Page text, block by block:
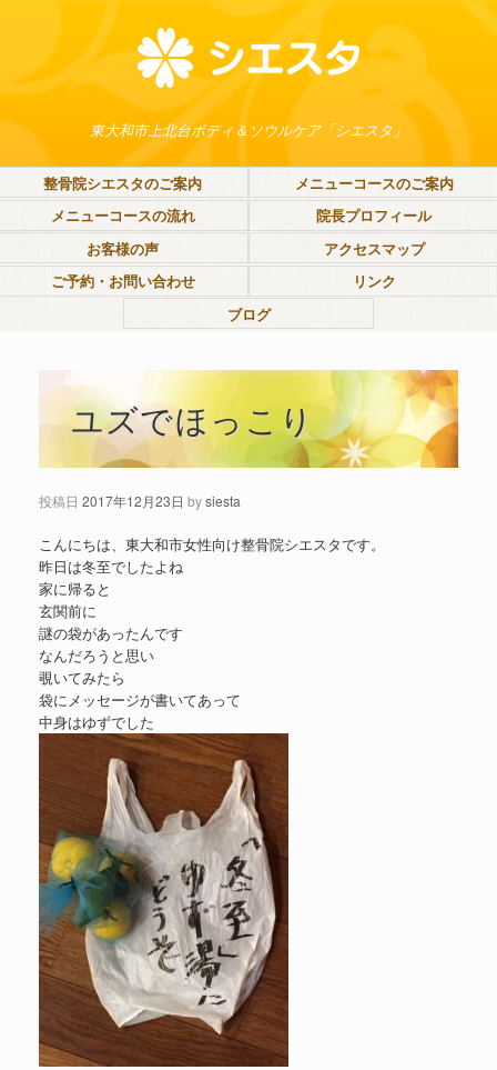
東大和市上北台ボディ＆ソウルケア「シエスタ」
整骨院シエスタのご案内
メニューコースのご案内
メニューコースの流れ
院長プロフィール
お客様の声
アクセスマップ
ご予約・お問い合わせ
リンク
ブログ
ユズでほっこり
投稿日 2017年12月23日 bysiesta
こんにちは、東大和市女性向け整骨院シエスタです。
昨日は冬至でしたよね
家に帰ると
玄関前に
謎の袋があったんです
なんだろうと思い
覗いてみたら
袋にメッセージが書いてあって
中身はゆずでした